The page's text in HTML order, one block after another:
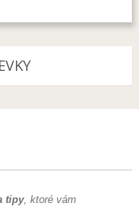
tipy, ktoré vám